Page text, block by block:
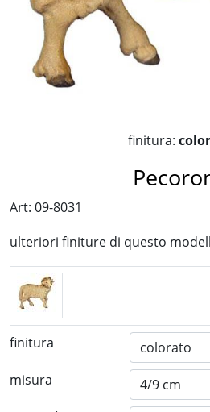
finitura:
Art: 09-8031
ulteriori finiture di questo
finitura
misura